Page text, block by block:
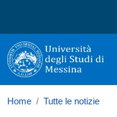
Università
Home Tutte le notizie